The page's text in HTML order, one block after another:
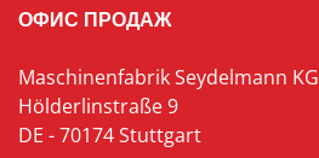
ОФИС ПРОДАЖ
Maschinenfabrik Seydelmann KG
Hölderlinstraße 9
DE - 70174 Stuttgart